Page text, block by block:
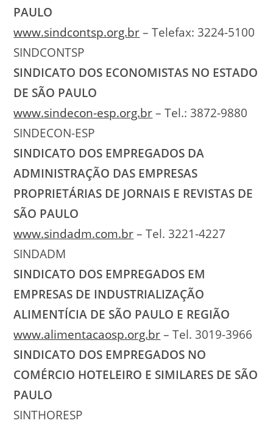
PAULO
www.sindcontsp.org.br – Telefax: 3224-5100
SINDCONTSP
SINDICATO DOS ECONOMISTAS NO ESTADO
DE SÃO PAULO
www.sindecon-esp.org.br – Tel.: 3872-9880
SINDECON-ESP
SINDICATO DOS EMPREGADOS DA
ADMINISTRAÇÃO DAS EMPRESAS
PROPRIETÁRIAS DE JORNAIS E REVISTAS DE
SÃO PAULO
www.sindadm.com.br – Tel. 3221-4227
SINDADM
SINDICATO DOS EMPREGADOS EM
EMPRESAS DE INDUSTRIALIZAÇÃO
ALIMENTÍCIA DE SÃO PAULO E REGIÃO
www.alimentacaosp.org.br – Tel. 3019-3966
SINDICATO DOS EMPREGADOS NO
COMÉRCIO HOTELEIRO E SIMILARES DE SÃO
PAULO
SINTHORESP